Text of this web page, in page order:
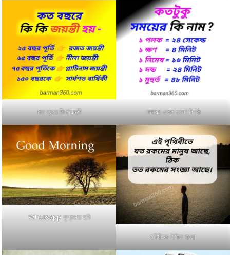
কত বছরে কি জয়ন্তী সময়ের একক গুলো কি কি
Whatsapp সুপ্রভাত ছবি
মনীষীদের উক্তি বাংলা